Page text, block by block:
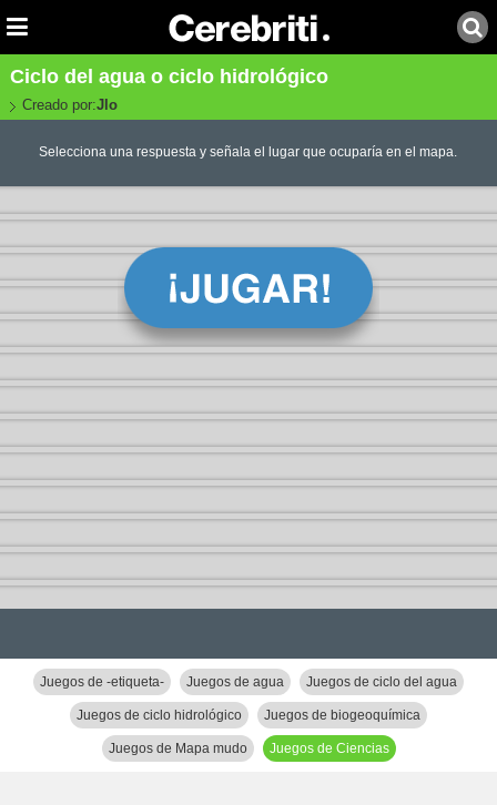
Ciclo del agua o ciclo hidrológico
Creado por:Jlo
Selecciona una respuesta y señala el lugar que ocuparía en el mapa.
Juegos de -etiqueta- Juegos de agua Juegos de ciclo del agua
Juegos de ciclo hidrológico Juegos de biogeoquímica
Juegos de Mapa mudo Juegos de Ciencias